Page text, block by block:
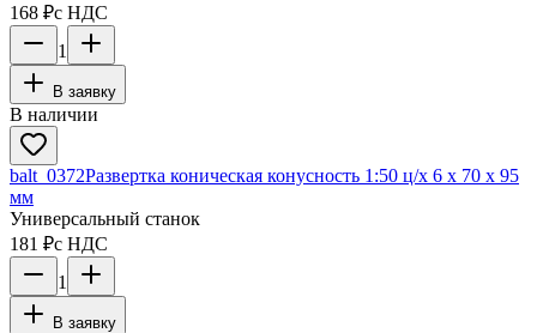
168 ₽с НДС
1
В заявку
В наличии
balt_0372Развертка коническая конусность 1:50 ц/х 6 х 70 х 95
мм
Универсальный станок
181 ₽с НДС
1
В заявку